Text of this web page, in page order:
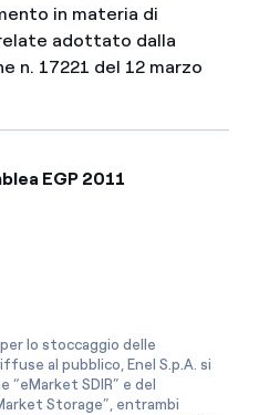
in materia di
adottato dalla
n. 17221 del 12 marzo
EGP 2011
lo stoccaggio delle
al pubblico, Enel S.p.A. si
SDIR” e del
Storage”, entrambi